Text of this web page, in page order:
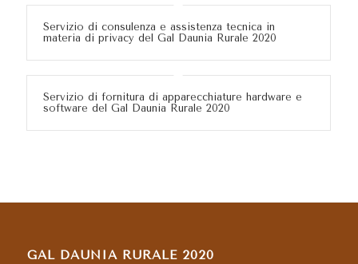
Servizio di consulenza e assistenza tecnica in
materia di privacy del Gal Daunia Rurale 2020
Servizio di fornitura di apparecchiature hardware e
software del Gal Daunia Rurale 2020
GAL DAUNIA RURALE 2020